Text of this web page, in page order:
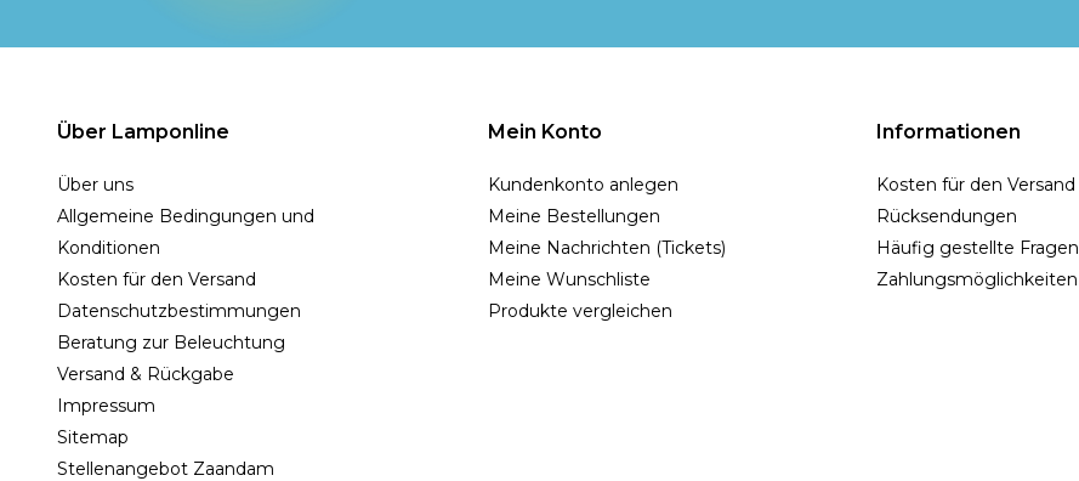
Über Lamponline
Über uns
Allgemeine Bedingungen und
Konditionen
Kosten für den Versand
Datenschutzbestimmungen
Beratung zur Beleuchtung
Versand & Rückgabe
Impressum
Sitemap
Stellenangebot Zaandam
Mein Konto
Kundenkonto anlegen
Meine Bestellungen
Meine Nachrichten (Tickets)
Meine Wunschliste
Produkte vergleichen
Informationen
Kosten für den Versand
Rücksendungen
Häufig gestellte Fragen
Zahlungsmöglichkeiten